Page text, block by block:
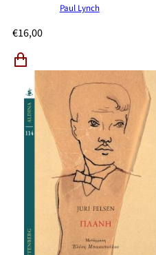
Paul Lynch
€16,00